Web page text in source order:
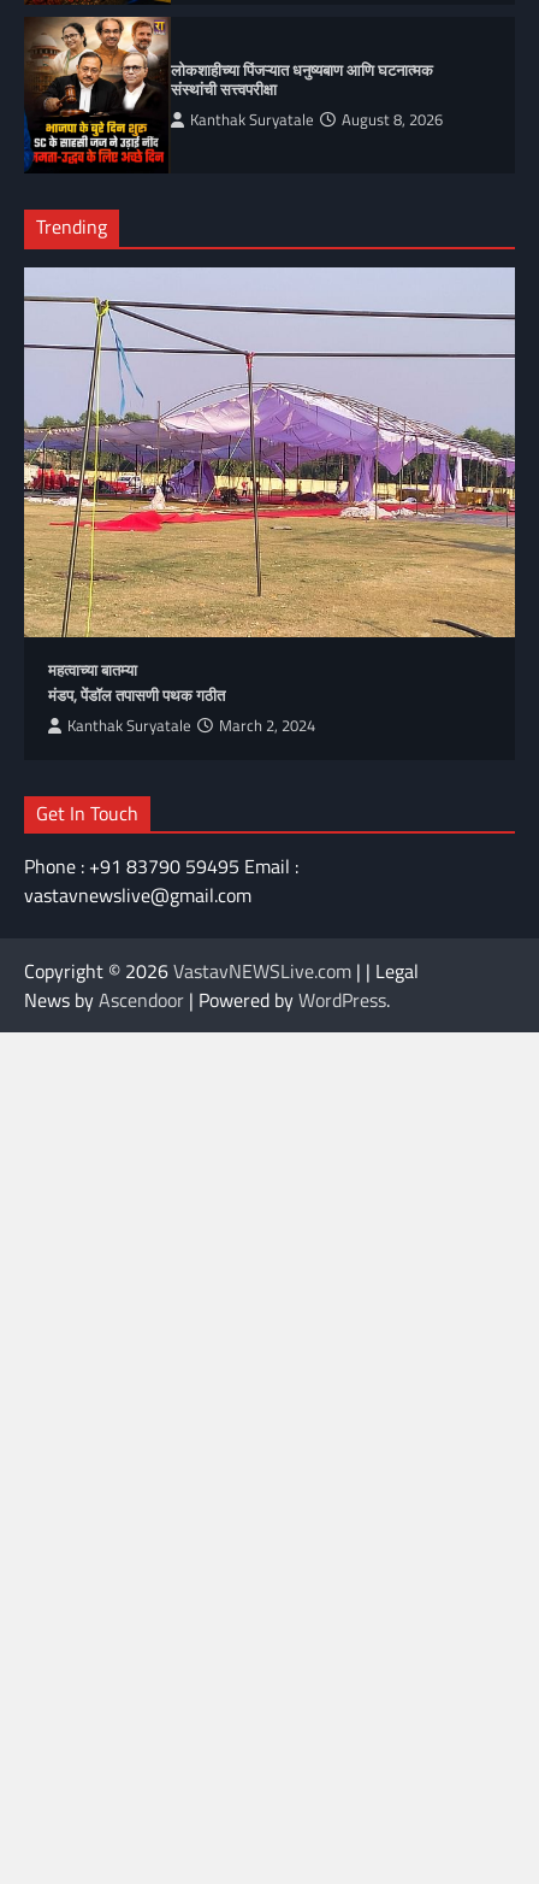
लोकशाहीच्या पिंजऱ्यात धनुष्यबाण आणि घटनात्मक
संस्थांची सत्त्वपरीक्षा
Kanthak Suryatale August 8, 2026
Trending
महत्वाच्या बातम्या
मंडप, पेंडॉल तपासणी पथक गठीत
Kanthak Suryatale March 2, 2024
Get In Touch
Phone : +91 83790 59495 Email :
vastavnewslive@gmail.com
Copyright © 2026VastavNEWSLive.com | | Legal
News byAscendoor | Powered byWordPress.